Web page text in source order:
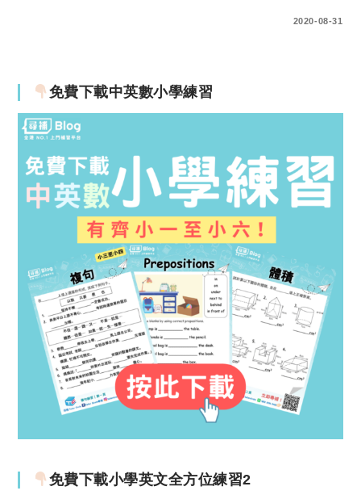
2020-08-31
免費下載中英數小學練習
免費下載小學英文全方位練習2